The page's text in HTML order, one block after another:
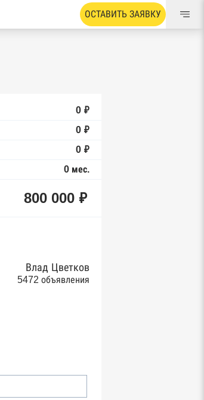
ОСТАВИТЬ ЗАЯВКУ
0 ₽
0 ₽
0 ₽
0 мес.
800 000 ₽
Влад Цветков
5472 объявления